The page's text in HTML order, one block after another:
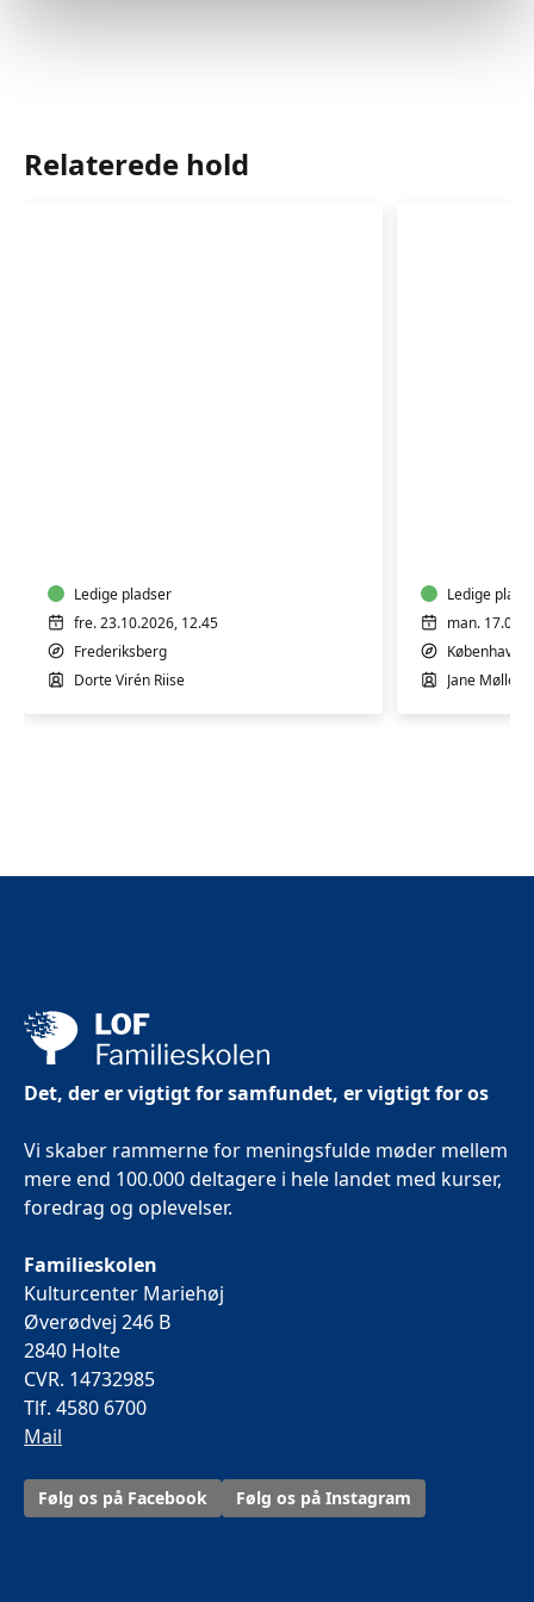
Relaterede hold
Ledige pladser
fre. 23.10.2026, 12.45
Frederiksberg
Dorte Virén Riise
Ledige
man.
København
Jane
Det, der er vigtigt for samfundet, er vigtigt for os
Vi skaber rammerne for meningsfulde møder mellem
mere end 100.000 deltagere i hele landet med kurser,
foredrag og oplevelser.
Familieskolen
Kulturcenter Mariehøj
Øverødvej 246 B
2840 Holte
CVR. 14732985
Tlf. 4580 6700
Mail
Følg os på Facebook Følg os på Instagram